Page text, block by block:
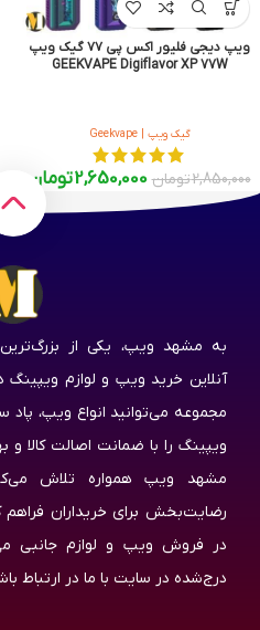
ویپ دیجی فلیور اکس پی ۷۷ گیک ویپ
GEEKVAPE Digiflavor XP 77W
گیک ویپ | Geekvape
2,850,000تومان 2,650,000تومان
به مشهد ویپ، یکی از
آنلاین خرید ویپ و لوازم
مجموعه می‌توانید انواع ویپ،
ویپینگ را با ضمانت اصالت کالا
مشهد ویپ همواره تلاش
رضایت‌بخش برای خریداران
در فروش ویپ و لوازم جانبی
درج‌شده در سایت با ما در ارتباط